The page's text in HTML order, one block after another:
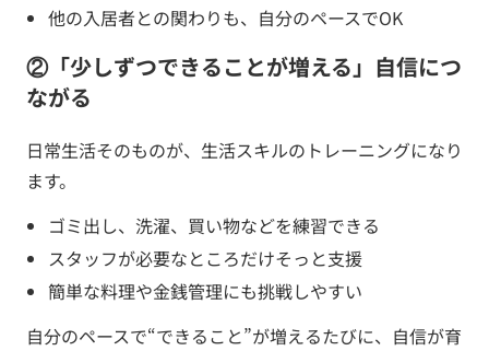
他の入居者との関わりも、自分のペースでOK
②「少しずつできることが増える」自信につ
ながる
日常生活そのものが、生活スキルのトレーニングになり
ます。
ゴミ出し、洗濯、買い物などを練習できる
スタッフが必要なところだけそっと支援
簡単な料理や金銭管理にも挑戦しやすい
自分のペースで“できること”が増えるたびに、自信が育